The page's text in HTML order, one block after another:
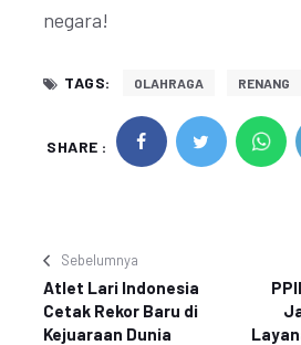
negara!
TAGS: OLAHRAGA RENANG
SHARE :
Sebelumnya
Atlet Lari Indonesia
Cetak Rekor Baru di
Kejuaraan Dunia